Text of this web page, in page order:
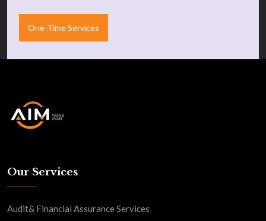
One-Time Services
Our Services
Audit& Financial Assurance Services